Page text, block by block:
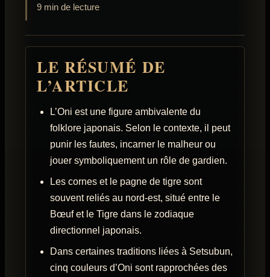
9 min de lecture
LE RÉSUMÉ DE
L’ARTICLE
L’Oni est une figure ambivalente du
folklore japonais. Selon le contexte, il peut
punir les fautes, incarner le malheur ou
jouer symboliquement un rôle de gardien.
Les cornes et le pagne de tigre sont
souvent reliés au nord-est, situé entre le
Bœuf et le Tigre dans le zodiaque
directionnel japonais.
Dans certaines traditions liées à Setsubun,
cinq couleurs d’Oni sont rapprochées des